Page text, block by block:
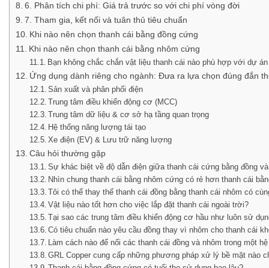
6. Phân tích chi phí: Giá trả trước so với chi phí vòng đời
7. Tham gia, kết nối và tuân thủ tiêu chuẩn
Khi nào nên chọn thanh cái bằng đồng cứng
Khi nào nên chọn thanh cái bằng nhôm cứng
Bạn không chắc chắn vật liệu thanh cái nào phù hợp với dự
Ứng dụng dành riêng cho ngành: Đưa ra lựa chọn đúng đắn
Sản xuất và phân phối điện
Trung tâm điều khiển động cơ (MCC)
Trung tâm dữ liệu & cơ sở hạ tầng quan trọng
Hệ thống năng lượng tái tạo
Xe điện (EV) & Lưu trữ năng lượng
Câu hỏi thường gặp
Sự khác biệt về độ dẫn điện giữa thanh cái cứng bằng đồng
Nhìn chung thanh cái bằng nhôm cứng có rẻ hơn thanh cái
Tôi có thể thay thế thanh cái đồng bằng thanh cái nhôm có
Vật liệu nào tốt hơn cho việc lắp đặt thanh cái ngoài trời?
Tại sao các trung tâm điều khiển động cơ hầu như luôn sử
Có tiêu chuẩn nào yêu cầu đồng thay vì nhôm cho thanh cái
Làm cách nào để nối các thanh cái đồng và nhôm trong một
GRL Copper cung cấp những phương pháp xử lý bề mặt nào